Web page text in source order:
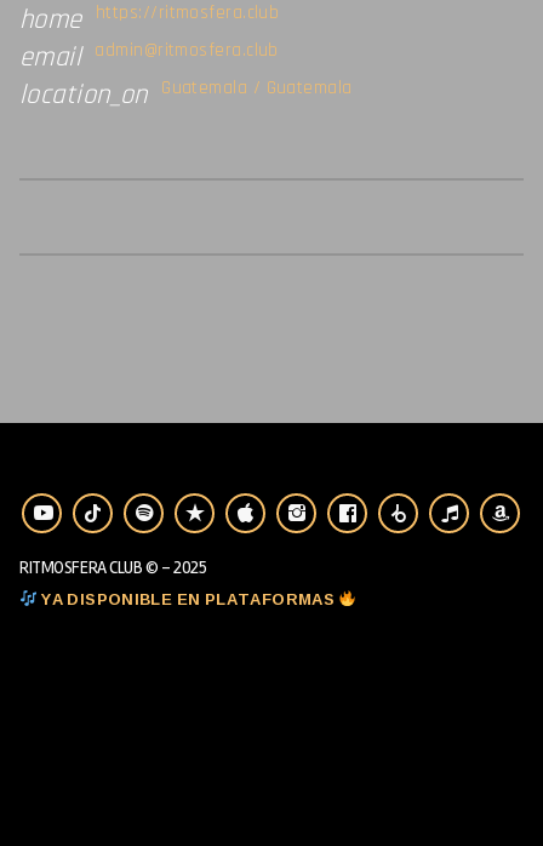
home https://ritmosfera.club
email admin@ritmosfera.club
location_on Guatemala / Guatemala
RITMOSFERA CLUB © - 2025
YA DISPONIBLE EN PLATAFORMAS